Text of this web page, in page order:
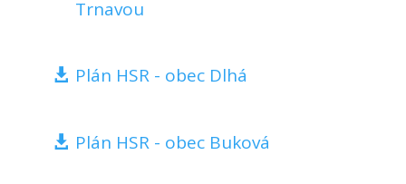
Trnavou
Plán HSR - obec Dlhá
Plán HSR - obec Buková